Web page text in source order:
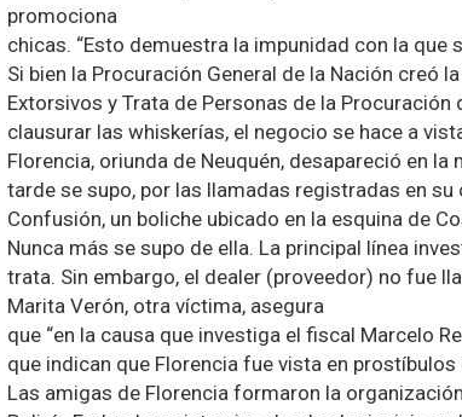
promociona
chicas. “Esto demuestra la impunidad con la que
Si bien la Procuración General de la Nación creó
Extorsivos y Trata de Personas de la
clausurar las whiskerías, el negocio se hace a
Florencia, oriunda de Neuquén, desapareció en
tarde se supo, por las llamadas registradas en
Confusión, un boliche ubicado en la esquina de
Nunca más se supo de ella. La principal línea
trata. Sin embargo, el dealer (proveedor) no fue
Marita Verón, otra víctima, asegura
que “en la causa que investiga el fiscal Marcelo
que indican que Florencia fue vista en
Las amigas de Florencia formaron la